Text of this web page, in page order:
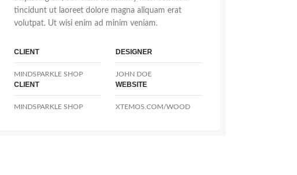
tincidunt ut laoreet dolore magna aliquam erat
volutpat. Ut wisi enim ad minim veniam.
CLIENT
MINDSPARKLE SHOP
DESIGNER
JOHN DOE
CLIENT
MINDSPARKLE SHOP
WEBSITE
XTEMOS.COM/WOOD